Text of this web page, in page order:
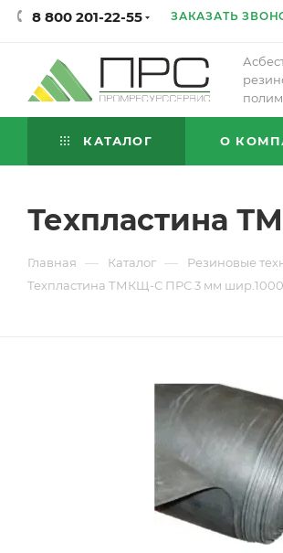
8 800 201-22-55 ЗАКАЗАТЬ
КАТАЛОГ О
Техпластина
Главная — Каталог — Резиновые
Техпластина ТМКЩ-С ПРС 3 мм шир.1000